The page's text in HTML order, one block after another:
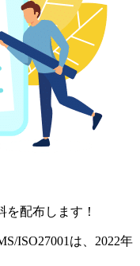
配布します！
ISO27001は、2022年